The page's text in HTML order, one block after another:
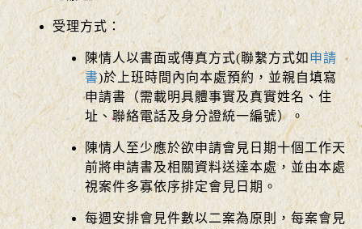
受理方式：
陳情人以書面或傳真方式(聯繫方式如 申請
書)於上班時間內向本處預約，並親自填寫
申請書（需載明具體事實及真實姓名、住
址、聯絡電話及身分證統一編號）。
陳情人至少應於欲申請會見日期十個工作天
前將申請書及相關資料送達本處，並由本處
視案件多寡依序排定會見日期。
每週安排會見件數以二案為原則，每案會見